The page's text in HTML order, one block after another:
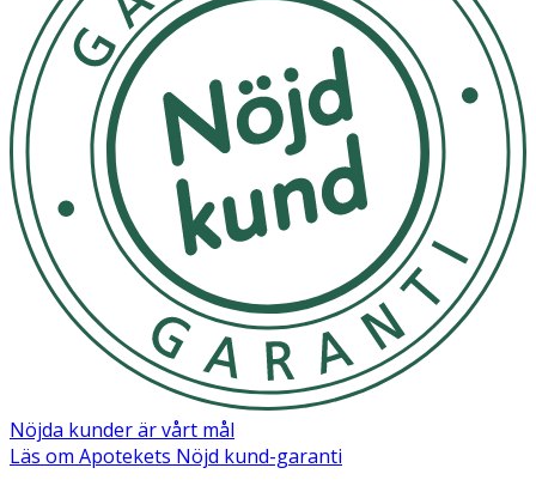
EU
34 36/38 40/42 44/46
52/54
Midja
64
cm
72 cm 88 cm
100
cm
112
cm
Stuss
88
cm
96 cm
104
112
132
cm
Användning
- Tvätta i 60 grader C. Använd inte sköljmedel.
Material
95% ekologisk bomull och 5% elastan. Absorberande
kärna: 100% ekologisk bomull. Vattentätt lager: 100%
polyester laminerad med polyuretan (PUL).
Nöjda kunder är vårt mål
Läs om Apotekets Nöjd kund-garanti